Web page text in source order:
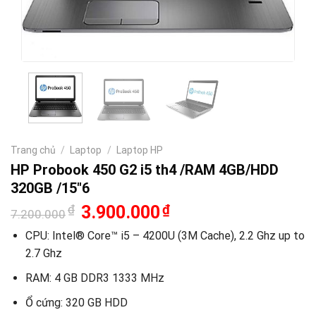
Trang chủ / Laptop / Laptop HP
HP Probook 450 G2 i5 th4 /RAM 4GB/HDD
320GB /15″6
7.200.000₫ Giá
gốc
là:
7.200.000₫.
3.900.000₫Giá
tại
là:
CPU: Intel® Core™ i5 – 4200U (3M Cache), 2.2 Ghz up to
2.7 Ghz
RAM: 4 GB DDR3 1333 MHz
Ổ cứng: 320 GB HDD